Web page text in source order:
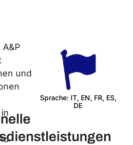
und
Sprache: IT, EN, FR, ES,
DE